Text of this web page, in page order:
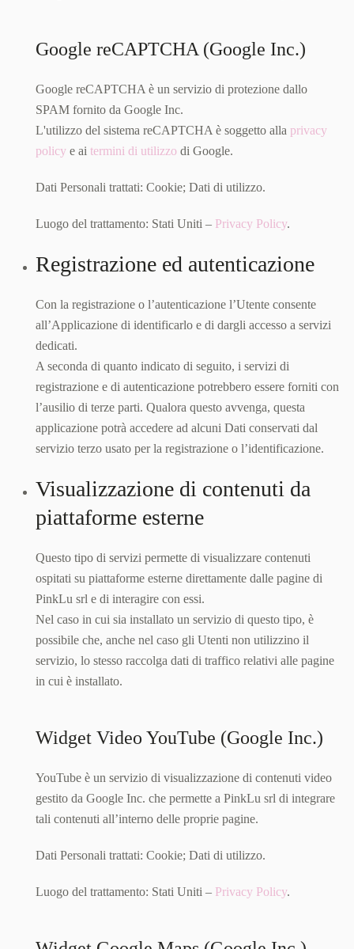
Google reCAPTCHA (Google Inc.)
Google reCAPTCHA è un servizio di protezione dallo
SPAM fornito da Google Inc.
L'utilizzo del sistema reCAPTCHA è soggetto alla privacy
policy e ai termini di utilizzo di Google.
Dati Personali trattati: Cookie; Dati di utilizzo.
Luogo del trattamento: Stati Uniti – Privacy Policy.
Registrazione ed autenticazione
Con la registrazione o l’autenticazione l’Utente consente
all’Applicazione di identificarlo e di dargli accesso a servizi
dedicati.
A seconda di quanto indicato di seguito, i servizi di
registrazione e di autenticazione potrebbero essere forniti con
l’ausilio di terze parti. Qualora questo avvenga, questa
applicazione potrà accedere ad alcuni Dati conservati dal
servizio terzo usato per la registrazione o l’identificazione.
Visualizzazione di contenuti da
piattaforme esterne
Questo tipo di servizi permette di visualizzare contenuti
ospitati su piattaforme esterne direttamente dalle pagine di
PinkLu srl e di interagire con essi.
Nel caso in cui sia installato un servizio di questo tipo, è
possibile che, anche nel caso gli Utenti non utilizzino il
servizio, lo stesso raccolga dati di traffico relativi alle pagine
in cui è installato.
Widget Video YouTube (Google Inc.)
YouTube è un servizio di visualizzazione di contenuti video
gestito da Google Inc. che permette a PinkLu srl di integrare
tali contenuti all’interno delle proprie pagine.
Dati Personali trattati: Cookie; Dati di utilizzo.
Luogo del trattamento: Stati Uniti – Privacy Policy.